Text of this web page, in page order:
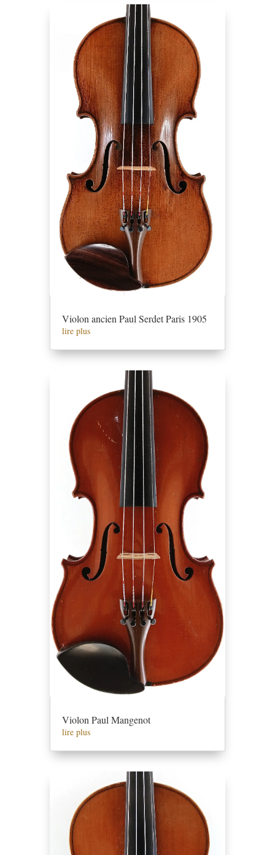
Violon ancien Paul Serdet Paris 1905
lire plus
Violon Paul Mangenot
lire plus